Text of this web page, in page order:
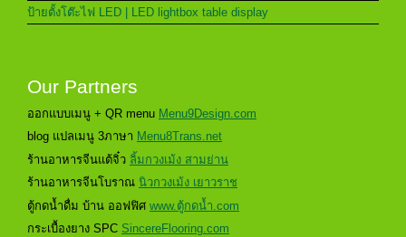
ป้ายตั้งโต๊ะไฟ LED | LED lightbox table display
Our Partners
ออกแบบเมนู + QR menu Menu9Design.com
blog แปลเมนู 3ภาษา Menu8Trans.net
ร้านอาหารจีนแต้จิ๋ว ลิ้มกวงเม้ง สามย่าน
ร้านอาหารจีนโบราณ นิวกวงเม้ง เยาวราช
ตู้กดน้ำดื่ม บ้าน ออฟฟิศ www.ตู้กดน้ำ.com
กระเบื้องยาง SPC SincereFlooring.com